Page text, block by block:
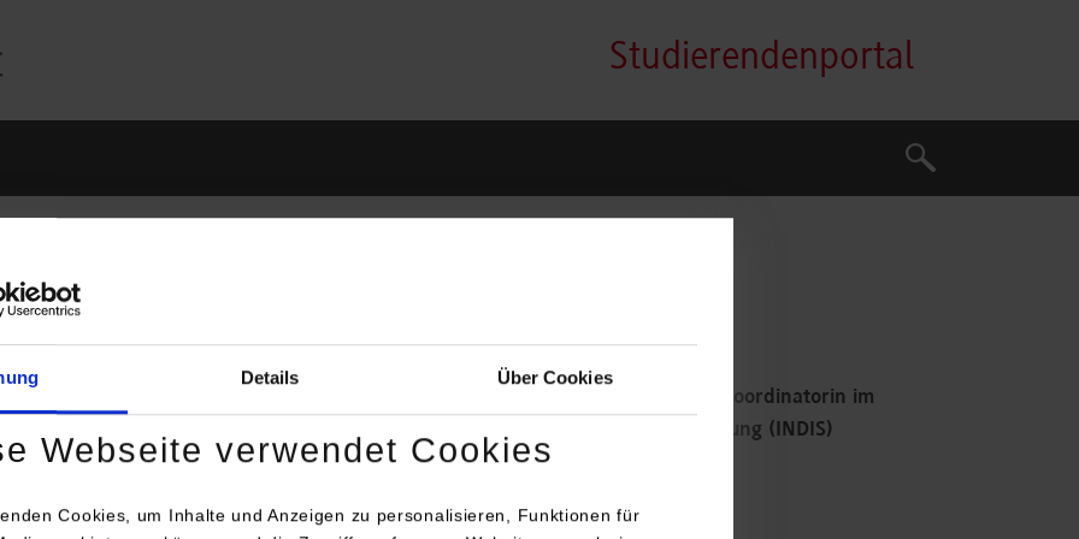
Details Über Cookies
Webseite verwendet Cookies
Cookies, um Inhalte und Anzeigen zu personalisieren, Funktionen für
Studierendenportal
Suche
Suche
Klein-Wiele, M.Ed.
Wissenschaftliche Mitarbeiterin und Zentrumskoordinatorin im
Zentrum für Interdisziplinäre Lehre und Forschung (INDIS)
Raum: B4.23